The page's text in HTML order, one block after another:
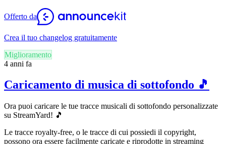
Offerto da
Crea il tuo changelog gratuitamente
Miglioramento
4 anni fa
Caricamento di musica di sottofondo 🎵
Ora puoi caricare le tue tracce musicali di sottofondo personalizzate
su StreamYard! 🎵
Le tracce royalty-free, o le tracce di cui possiedi il copyright,
possono ora essere facilmente caricate e riprodotte in streaming